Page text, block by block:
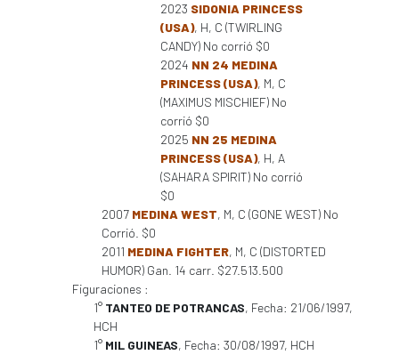
2023 SIDONIA PRINCESS
(USA), H, C (TWIRLING
CANDY) No corrió $0
2024 NN 24 MEDINA
PRINCESS (USA), M, C
(MAXIMUS MISCHIEF) No
corrió $0
2025 NN 25 MEDINA
PRINCESS (USA), H, A
(SAHARA SPIRIT) No corrió
$0
2007 MEDINA WEST, M, C (GONE WEST) No
Corrió. $0
2011 MEDINA FIGHTER, M, C (DISTORTED
HUMOR) Gan. 14 carr. $27.513.500
Figuraciones :
1° TANTEO DE POTRANCAS, Fecha: 21/06/1997,
HCH
1° MIL GUINEAS, Fecha: 30/08/1997, HCH